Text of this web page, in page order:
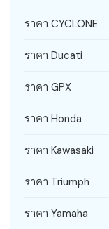
ราคา CYCLONE
ราคา Ducati
ราคา GPX
ราคา Honda
ราคา Kawasaki
ราคา Triumph
ราคา Yamaha